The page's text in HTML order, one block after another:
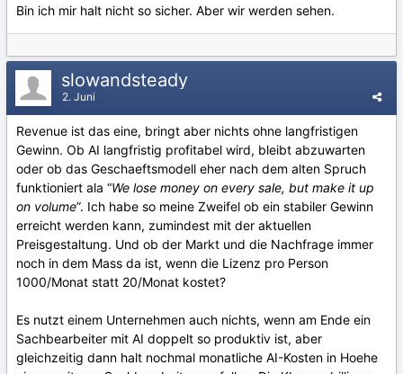
Bin ich mir halt nicht so sicher. Aber wir werden sehen.
slowandsteady
2. Juni
Revenue ist das eine, bringt aber nichts ohne langfristigen
Gewinn. Ob AI langfristig profitabel wird, bleibt abzuwarten
oder ob das Geschaeftsmodell eher nach dem alten Spruch
funktioniert ala “We lose money on every sale, but make it up
on volume”. Ich habe so meine Zweifel ob ein stabiler Gewinn
erreicht werden kann, zumindest mit der aktuellen
Preisgestaltung. Und ob der Markt und die Nachfrage immer
noch in dem Mass da ist, wenn die Lizenz pro Person
1000/Monat statt 20/Monat kostet?
Es nutzt einem Unternehmen auch nichts, wenn am Ende ein
Sachbearbeiter mit AI doppelt so produktiv ist, aber
gleichzeitig dann halt nochmal monatliche AI-Kosten in Hoehe